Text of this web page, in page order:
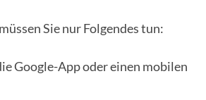
Sie nur Folgendes tun:
Google-App oder einen mobilen